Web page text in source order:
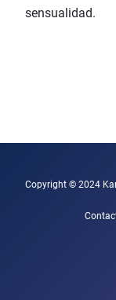
sensualidad.
Copyright © 2024